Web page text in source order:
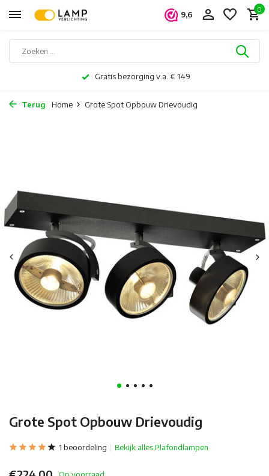
9,6
0
Gratis bezorging v.a. € 149
Terug Home Grote Spot Opbouw Drievoudig
Grote Spot Opbouw Drievoudig
1 beoordeling Bekijk alles Plafondlampen
Op voorraad